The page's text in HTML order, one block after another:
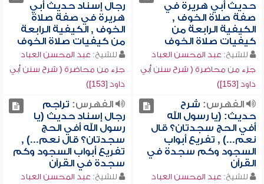
حديث أبي هريرة في
صفة صلاة الخوف ,
الكيفية الرابعة من
كيفيات صلاة الخوف
للشيخ: عبد المحسن العباد
جزء من محاضرة ( شرح سنن أبي
داود [153])
رجال إسناد حديث أبي
هريرة في صفة صلاة
الخوف , الكيفية الرابعة
من كيفيات صلاة الخوف
للشيخ: عبد المحسن العباد
جزء من محاضرة ( شرح سنن أبي
داود [153])
الفهرس: شرح
حديث: (يا رسول الله
أفي الحج سجدتان؟ قال
نعم...) , تفريع أبواب
السجود وكم سجدة في
القرآن
للشيخ: عبد المحسن العباد
الفهرس: تراجم
رجال إسناد حديث (يا
رسول الله أفي الحج
سجدتان؟ قال نعم...) ,
تفريع أبواب السجود وكم
سجدة في القرآن
للشيخ: عبد المحسن العباد